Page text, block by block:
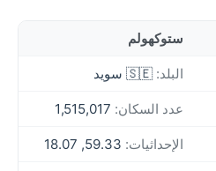
ستوكهولم
البلد: 🇸🇪 سويد
عدد السكان:
الإحداثيات: